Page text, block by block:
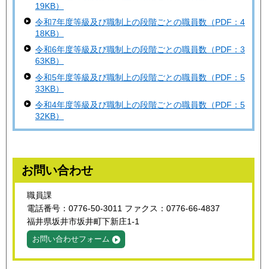
19KB）
令和7年度等級及び職制上の段階ごとの職員数（PDF：4
18KB）
令和6年度等級及び職制上の段階ごとの職員数（PDF：3
63KB）
令和5年度等級及び職制上の段階ごとの職員数（PDF：5
33KB）
令和4年度等級及び職制上の段階ごとの職員数（PDF：5
32KB）
お問い合わせ
職員課
電話番号：0776-50-3011 ファクス：0776-66-4837
福井県坂井市坂井町下新庄1-1
お問い合わせフォーム